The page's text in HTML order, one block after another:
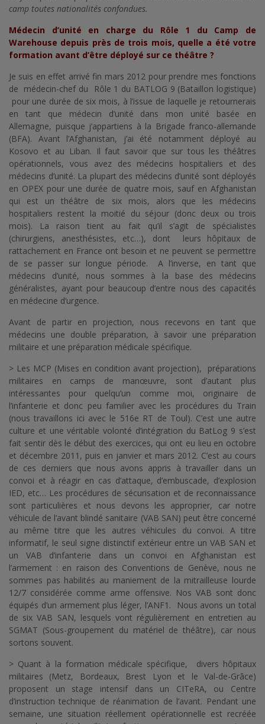
camp toutes nationalités confondues.
Médecin d’unité en charge du Rôle 1 du Camp de
Warehouse depuis près de trois mois, quelle a été votre
formation avant d’être déployé sur ce théâtre ?
Je suis en effet arrivé fin mars 2012 pour prendre mes fonctions
de médecin-chef du Rôle 1 du BATLOG 9 (Bataillon logistique)
pour une durée de six mois, à l’issue de laquelle je retournerais
en tant que médecin d’unité dans mon unité basée en
Allemagne, puisque j’appartiens à la Brigade franco-allemande
(BFA). Avant l’Afghanistan, j’ai été notamment déployé au
Kosovo et au Liban. Il faut savoir que sur tous les théâtres
opérationnels, vous avez des médecins hospitaliers et des
médecins d’unité. La plupart des médecins d’unité sont déployés
en OPEX pour une durée de quatre mois, sauf en Afghanistan
qui est un théâtre de six mois, alors que les médecins
hospitaliers restent la moitié du séjour (donc deux ou trois
mois). La raison tient au fait qu’il s’agit de spécialistes
(chirurgiens, anesthésistes, etc…), dont leurs hôpitaux de
rattachement en France ont besoin et ne peuvent se permettre
de se passer sur longue période. A l’inverse, en tant que
médecins d’unité, nous sommes à la base des médecins
généralistes, ayant pour beaucoup d’entre nous des capacités
en médecine d’urgence.
Avant de partir en projection, nous recevons en tant que
médecins une double préparation, à savoir une préparation
militaire et une préparation médicale spécifique.
> Les MCP (Mises en condition avant projection), préparations
militaires en camps de manœuvre, sont d’autant plus
intéressantes pour quelqu’un comme moi, originaire de
l’infanterie et donc peu familier avec les procédures du Train
(nous travaillons ici avec le 516e RT de Toul). C’est une autre
culture et une véritable volonté d’intégration du BatLog 9 s’est
fait sentir dès le début des exercices, qui ont eu lieu en octobre
et décembre 2011, puis en janvier et mars 2012. C’est au cours
de ces derniers que nous avons appris à travailler dans un
convoi et à réagir en cas d’attaque, d’embuscade, d’explosion
IED, etc… Les procédures de sécurisation et de reconnaissance
sont particulières et nous devons les approprier, car notre
véhicule de l’avant blindé sanitaire (VAB SAN) peut être concerné
au même titre que les autres véhicules du convoi. A titre
informatif, le seul signe distinctif extérieur entre un VAB SAN et
un VAB d’infanterie dans un convoi en Afghanistan est
l’armement : en raison des Conventions de Genève, nous ne
sommes pas habilités au maniement de la mitrailleuse lourde
12/7 considérée comme arme offensive. Nos VAB sont donc
équipés d’un armement plus léger, l’ANF1. Nous avons un total
de six VAB SAN, lesquels vont régulièrement en entretien au
SGMAT (Sous-groupement du matériel de théâtre), car nous
sortons souvent.
> Quant à la formation médicale spécifique, divers hôpitaux
militaires (Metz, Bordeaux, Brest Lyon et le Val-de-Grâce)
proposent un stage intensif dans un CITeRA, ou Centre
d’instruction technique de réanimation de l’avant. Pendant une
semaine, une situation réellement opérationnelle est recréée